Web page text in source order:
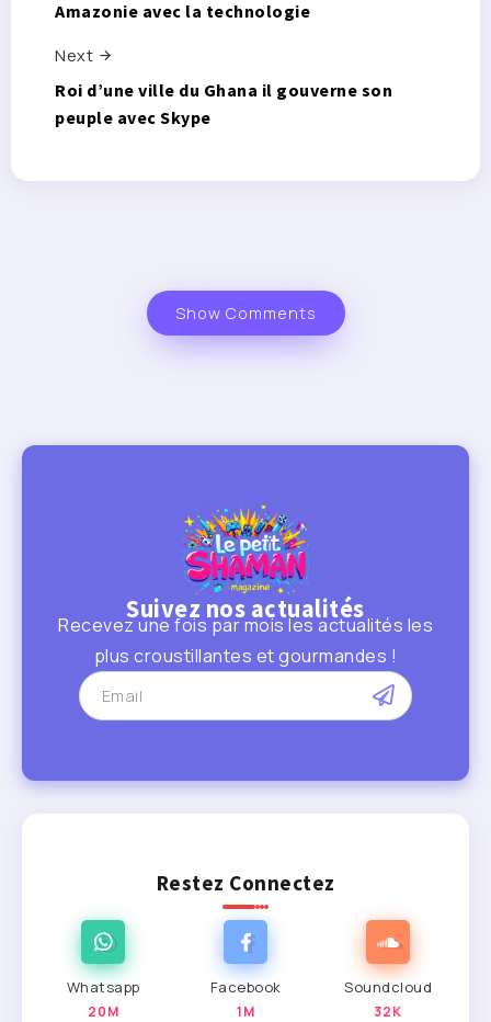
Amazonie avec la technologie
Next
Roi d’une ville du Ghana il gouverne son
peuple avec Skype
Show Comments
Suivez nos actualités
Recevez une fois par mois les actualités les
plus croustillantes et gourmandes !
Restez Connectez
Whatsapp
20M
Facebook
1M
Soundcloud
32K